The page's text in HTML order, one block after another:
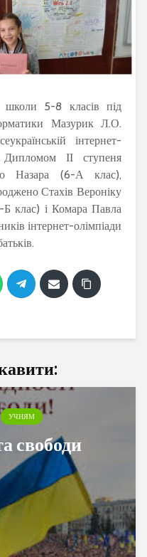
школи 5-8 класів під
Мазурик Л.О.
інтернет-
Дипломом ІІ ступеня
Назара (6-А клас),
Стахів Вероніку
клас) і Комара Павла
інтернет-олімпіади
УЧНЯМ
свободи